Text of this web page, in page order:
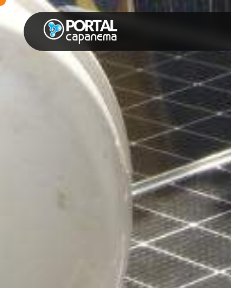
SUGESTÕES:
Eventos Notícias Esportes